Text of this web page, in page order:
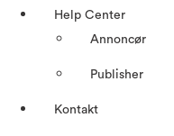
Help Center
Annoncør
Publisher
Kontakt